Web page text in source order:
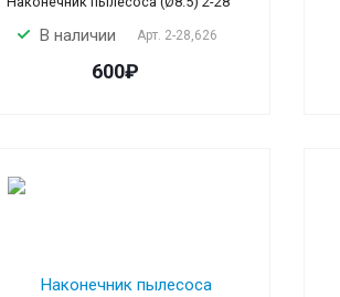
В наличии Арт. 2-28,626
600₽